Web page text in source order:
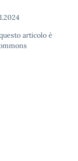
articolo è